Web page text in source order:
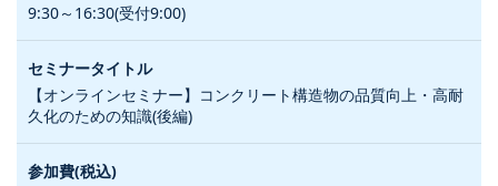
9:30～16:30(受付9:00)
【オンラインセミナー】コンクリート構造物の品質向上・高耐
久化のための知識(後編)